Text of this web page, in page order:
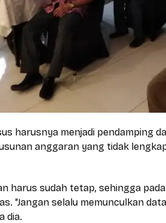
harusnya menjadi pendamping
anggaran yang tidak
harus sudah tetap, sehingga
“Jangan selalu memunculkan
dia.